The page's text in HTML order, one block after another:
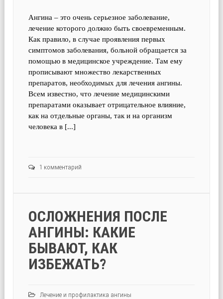
Ангина – это очень серьезное заболевание,
лечение которого должно быть своевременным.
Как правило, в случае проявления первых
симптомов заболевания, больной обращается за
помощью в медицинское учреждение. Там ему
прописывают множество лекарственных
препаратов, необходимых для лечения ангины.
Всем известно, что лечение медицинскими
препаратами оказывает отрицательное влияние,
как на отдельные органы, так и на организм
человека в [...]
1 комментарий
ОСЛОЖНЕНИЯ ПОСЛЕ
АНГИНЫ: КАКИЕ
БЫВАЮТ, КАК
ИЗБЕЖАТЬ?
Лечение и профилактика ангины